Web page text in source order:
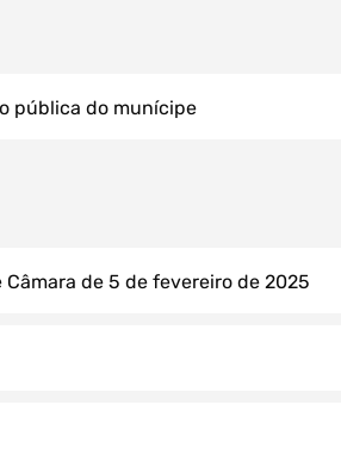
pública do munícipe
de 5 de fevereiro de 2025